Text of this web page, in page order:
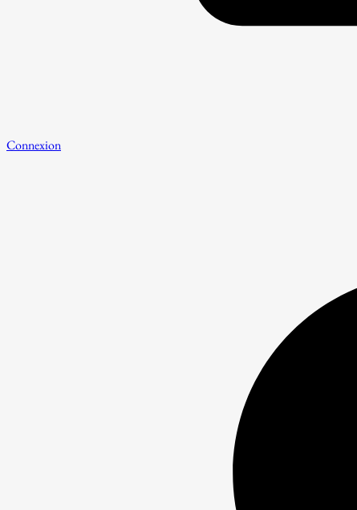
Connexion